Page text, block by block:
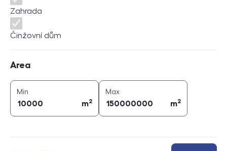
Zahrada
Činžovní dům
Area
Min
m2
Maxarea (
m2